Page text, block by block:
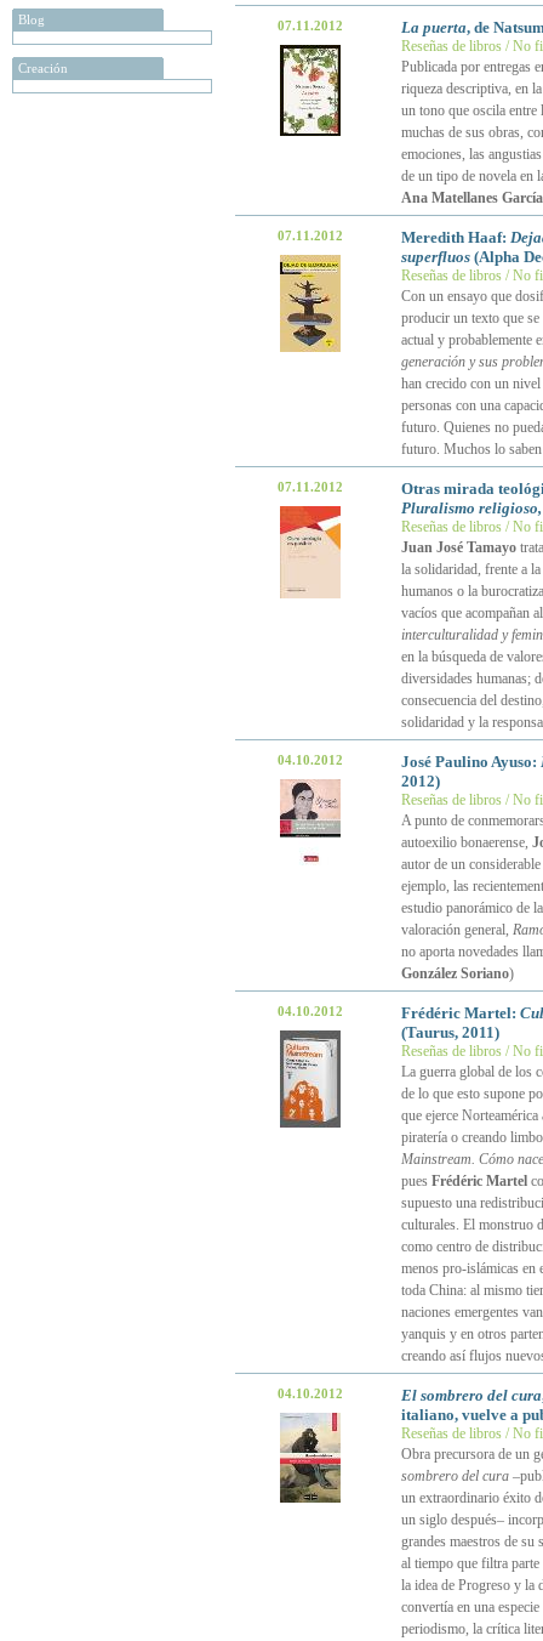
Blog
Creación
07.11.2012 La puerta, de
Reseñas de libros / No
Publicada por entregas
riqueza descriptiva, en
un tono que oscila
muchas de sus obras,
emociones, las
de un tipo de novela en
Ana Matellanes García
07.11.2012 Meredith Haaf:
superfluos(Alpha
Reseñas de libros / No
Con un ensayo que
producir un texto que
actual y probablemente
generación y sus
han crecido con un
personas con una
futuro. Quienes no
futuro. Muchos lo
07.11.2012
Otras mirada
Pluralismo
Reseñas de libros / No
Juan José Tamayo
la solidaridad, frente a
humanos o la
vacíos que acompañan
interculturalidad y
en la búsqueda de
diversidades humanas;
consecuencia del
solidaridad y la
04.10.2012 José Paulino Ayuso:
2012)
Reseñas de libros / No
A punto de
autoexilio bonaerense,
autor de un
ejemplo, las
estudio panorámico de
valoración general,
no aporta novedades
González Soriano)
04.10.2012 Frédéric Martel:
(Taurus, 2011)
Reseñas de libros / No
La guerra global de los
de lo que esto supone
que ejerce
piratería o creando
Mainstream. Cómo
pues Frédéric Martel
supuesto una
culturales. El monstruo
como centro de
menos pro-islámicas en
toda China: al mismo
naciones emergentes
yanquis y en otros
creando así flujos
04.10.2012 El sombrero del cura
italiano, vuelve a
Reseñas de libros / No
Obra precursora de un
sombrero del cura
un extraordinario éxito
un siglo después–
grandes maestros de
al tiempo que filtra
la idea de Progreso y la
convertía en una
periodismo, la crítica